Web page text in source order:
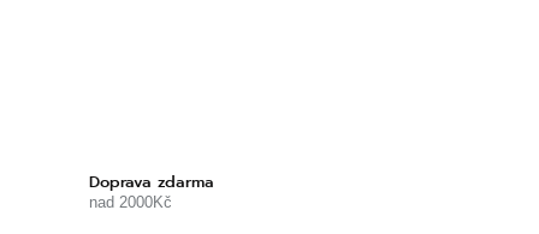
Doprava zdarma
nad 2000Kč